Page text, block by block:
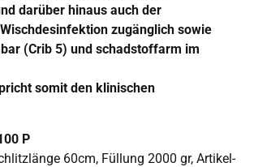
darüber hinaus auch der
zugänglich sowie
(Crib 5) und schadstoffarm im
somit den klinischen
P
60cm, Füllung 2000 gr, Artikel-